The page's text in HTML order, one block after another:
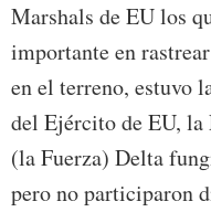
Marshals de EU los
importante en
en el terreno, estuvo
del Ejército de EU, la
(la Fuerza) Delta
pero no participaron